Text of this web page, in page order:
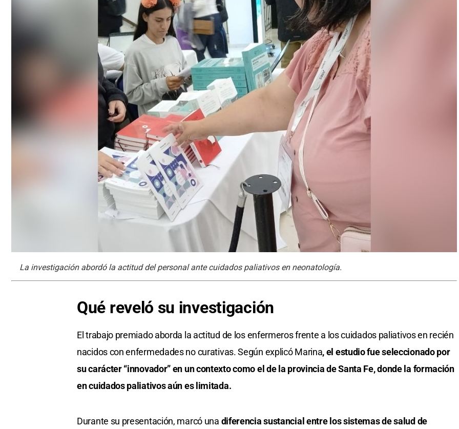
La investigación abordó la actitud del personal ante cuidados paliativos en neonatología.
Qué reveló su investigación
El trabajo premiado aborda la actitud de los enfermeros frente a los cuidados paliativos en recién
nacidos con enfermedades no curativas. Según explicó Marina, el estudio fue seleccionado por
su carácter “innovador” en un contexto como el de la provincia de Santa Fe, donde la formación
en cuidados paliativos aún es limitada.
Durante su presentación, marcó una diferencia sustancial entre los sistemas de salud de